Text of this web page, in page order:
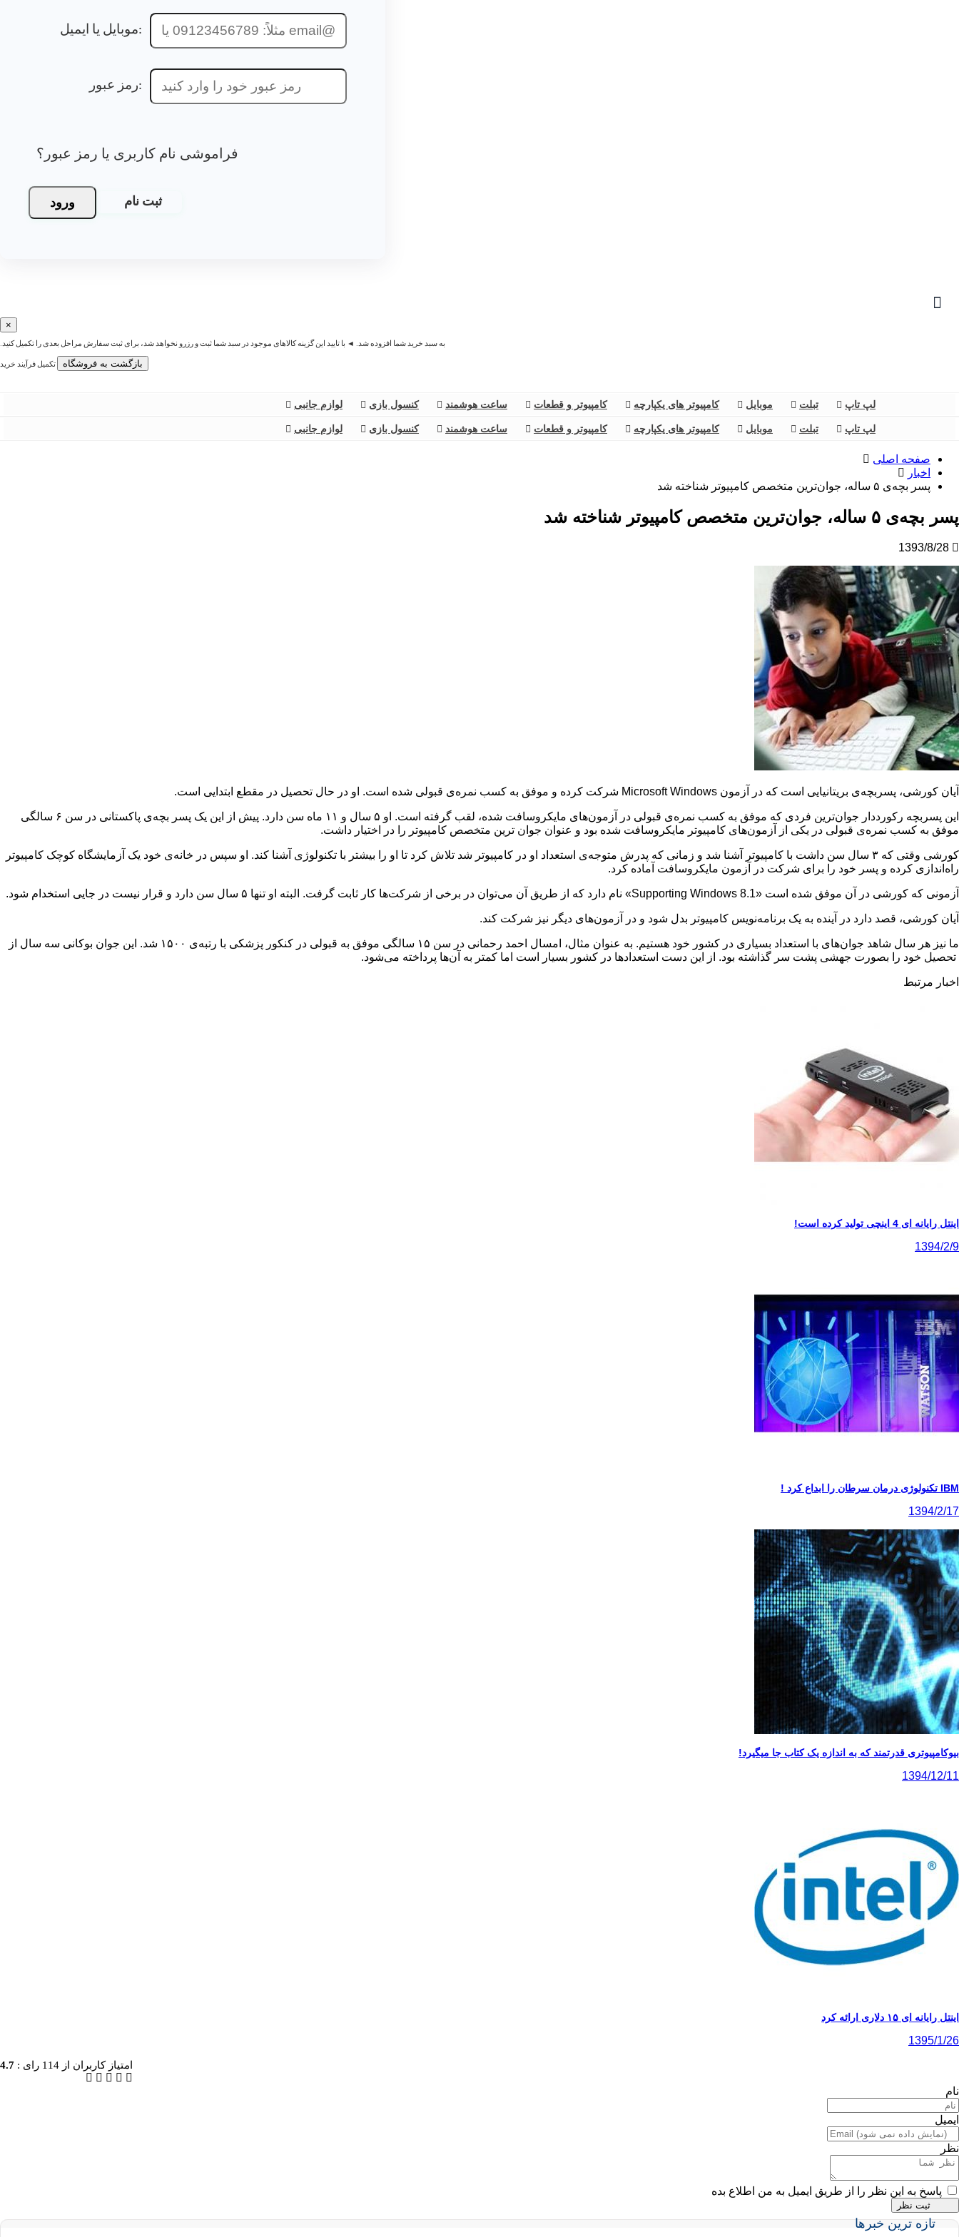
موبایل یا ایمیل:
رمز عبور:
فراموشی نام کاربری یا رمز عبور؟
ورود ثبت نام
×
به سبد خرید شما افزوده شد. ◄ با تایید این گزینه کالاهای موجود در سبد شما ثبت و رزرو نخواهد شد، برای ثبت سفارش مراحل بعدی را تکمیل کنید.
بازگشت به فروشگاه تکمیل فرآیند خرید
لپ تاپ تبلت موبایل کامپیوتر های یکپارچه کامپیوتر و قطعات ساعت هوشمند کنسول بازی لوازم جانبی
لپ تاپ تبلت موبایل کامپیوتر های یکپارچه کامپیوتر و قطعات ساعت هوشمند کنسول بازی لوازم جانبی
صفحه اصلی
اخبار
پسر بچه‌ی ۵ ساله‌، جوان‌ترین متخصص کامپیوتر شناخته شد
پسر بچه‌ی ۵ ساله‌، جوان‌ترین متخصص کامپیوتر شناخته شد
آیان کورشی، پسربچه‌ی بریتانیایی است که در آزمون Microsoft Windows شرکت کرده و موفق به کسب نمره‌ی قبولی شده است. او در حال تحصیل در مقطع ابتدایی است.
این پسربچه‌ رکورددار جوان‌ترین فردی که موفق به کسب نمره‌ی قبولی در آزمون‌های مایکروسافت شده، لقب گرفته است. او ۵ سال و ۱۱ ماه سن دارد. پیش از این یک پسر بچه‌ی پاکستانی در سن ۶ سالگی
موفق به کسب نمره‌ی قبولی در یکی از آزمون‌های کامپیوتر مایکروسافت شده بود و عنوان جوان ترین متخصص کامپیوتر را در اختیار داشت.
کورشی وقتی که ۳ سال سن داشت با کامپیوتر آشنا شد و زمانی که پدرش متوجه‌ی استعداد او در کامپیوتر شد تلاش کرد تا او را بیشتر با تکنولوژی آشنا کند. او سپس در خانه‌ی خود یک آزمایشگاه کوچک کامپیوتر
راه‌اندازی کرده و پسر خود را برای شرکت در آزمون مایکروسافت آماده کرد.
آزمونی که کورشی در آن موفق شده است «Supporting Windows 8.1» نام دارد که از طریق آن می‌توان در برخی از شرکت‌ها کار ثابت گرفت. البته او تنها ۵ سال سن دارد و قرار نیست در جایی استخدام شود.
آیان کورشی، قصد دارد در آینده به یک برنامه‌نویس کامپیوتر بدل شود و در آزمون‌های دیگر نیز شرکت کند.
ما نیز هر سال شاهد جوان‌های با استعداد بسیاری در کشور خود هستیم. به عنوان مثال، امسال احمد رحمانی در سن ۱۵ سالگی موفق به قبولی در کنکور پزشکی با رتبه‌ی ۱۵۰۰ شد. این جوان بوکانی سه سال از
تحصیل خود را بصورت جهشی پشت سر گذاشته بود. از این دست استعدادها در کشور بسیار است اما کمتر به آن‌ها پرداخته می‌شود.
اخبار مرتبط
اینتل رایانه ای 4 اینچی تولید کرده است!
1394/2/9
IBM تکنولوژی درمان سرطان را ابداع کرد !
1394/2/17
بیوکامپیوتری قدرتمند که به اندازه یک کتاب جا میگیرد!
1394/12/11
اینتل رایانه ای ۱۵ دلاری ارائه کرد
1395/1/26
امتیاز کاربران از 114 رای : 4.7
نام
ایمیل
نظر
پاسخ به این نظر را از طریق ایمیل به من اطلاع بده
تازه ترین خبرها